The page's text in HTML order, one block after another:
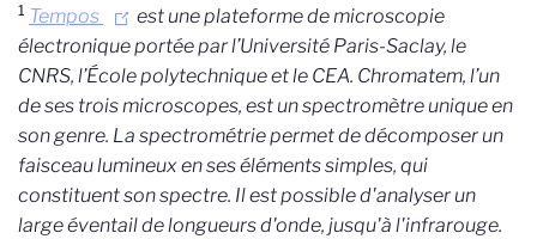
1 Tempos
est une plateforme de microscopie
électronique portée par l’Université Paris-Saclay, le
CNRS, l’École polytechnique et le CEA. Chromatem, l’un
de ses trois microscopes, est un spectromètre unique en
son genre. La spectrométrie permet de décomposer un
faisceau lumineux en ses éléments simples, qui
constituent son spectre. Il est possible d'analyser un
large éventail de longueurs d'onde, jusqu'à l'infrarouge.